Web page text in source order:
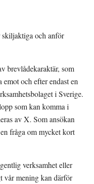
och anför
brevlådekaraktär, som
och efter endast en
i Sverige.
som kan komma i
av X. Som ansökan
fråga om mycket kort
verksamhet eller
vår mening kan därför